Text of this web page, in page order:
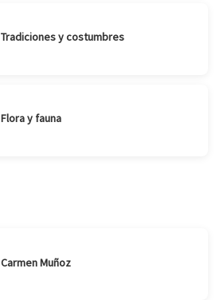
Tradiciones y costumbres
Flora y fauna
Carmen Muñoz